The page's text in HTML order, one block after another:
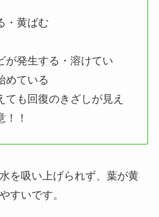
・黄ばむ
発生する・溶けてい
めている
も回復のきざしが見え
！
を吸い上げられず、葉が黄
すいです。